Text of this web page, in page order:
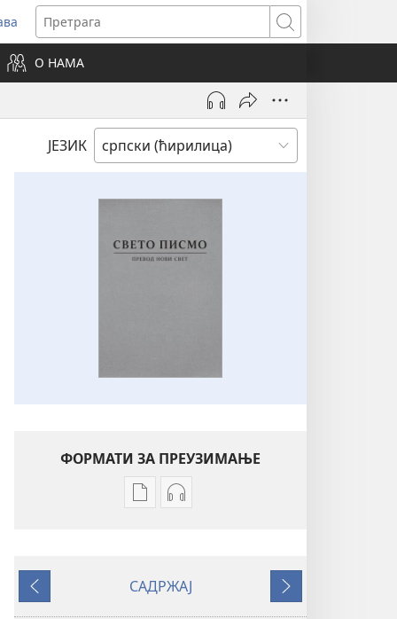
Претрага
О НАМА
ЈЕЗИК
ФОРМАТИ ЗА ПРЕУЗИМАЊЕ
Формати
публикација
Формати
садржаја
Претходно
САДРЖАЈ
Следеће